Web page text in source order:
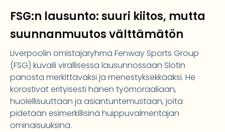
FSG:n lausunto: suuri kiitos, mutta
suunnanmuutos välttämätön
Liverpoolin omistajaryhmä Fenway Sports Group
(FSG) kuvaili virallisessa lausunnossaan Slotin
panosta merkittäväksi ja menestyksekkääksi. He
korostivat erityisesti hänen työmoraaliaan,
huolellisuuttaan ja asiantuntemustaan, joita
pidetään esimerkillisinä huippuvalmentajan
ominaisuuksina.